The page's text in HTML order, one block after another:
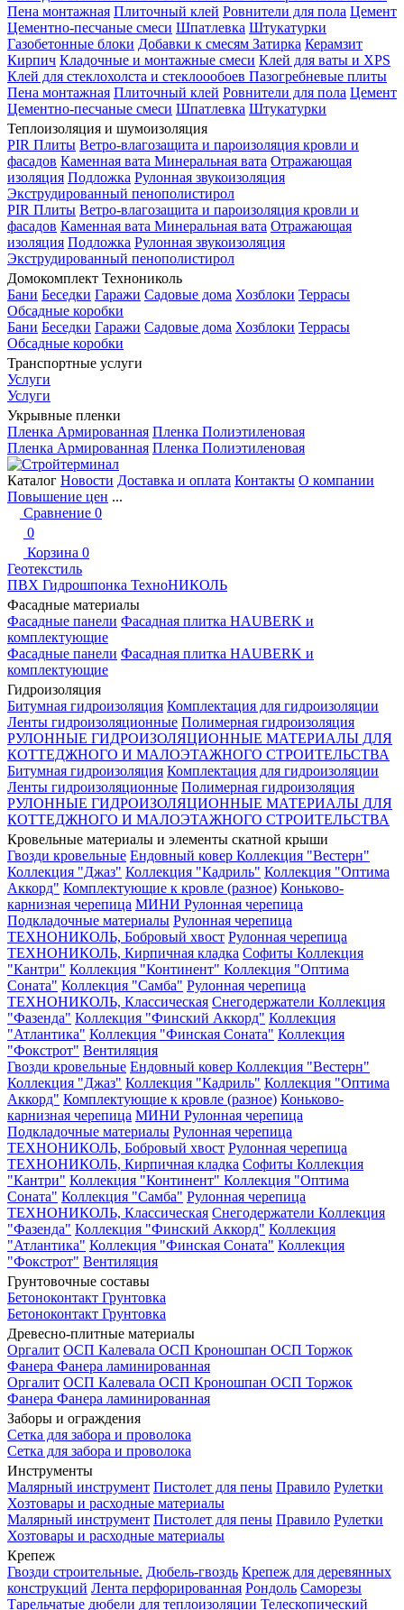
Пена монтажная Плиточный клей Ровнители для пола Цемент
Цементно-песчаные смеси Шпатлевка Штукатурки
Газобетонные блоки Добавки к смесям Затирка Керамзит
Кирпич Кладочные и монтажные смеси Клей для ваты и XPS
Клей для стеклохолста и стеклоообоев Пазогребневые плиты
Пена монтажная Плиточный клей Ровнители для пола Цемент
Цементно-песчаные смеси Шпатлевка Штукатурки
Теплоизоляция и шумоизоляция
PIR Плиты Ветро-влагозащита и пароизоляция кровли и
фасадов Каменная вата Минеральная вата Отражающая
изоляция Подложка Рулонная звукоизоляция
Экструдированный пенополистирол
PIR Плиты Ветро-влагозащита и пароизоляция кровли и
фасадов Каменная вата Минеральная вата Отражающая
изоляция Подложка Рулонная звукоизоляция
Экструдированный пенополистирол
Домокомплект Технониколь
Бани Беседки Гаражи Садовые дома Хозблоки Террасы
Обсадные коробки
Бани Беседки Гаражи Садовые дома Хозблоки Террасы
Обсадные коробки
Транспортные услуги
Услуги
Услуги
Укрывные пленки
Пленка Армированная Пленка Полиэтиленовая
Пленка Армированная Пленка Полиэтиленовая
Каталог Новости Доставка и оплата Контакты О компании
Повышение цен ...
Сравнение 0
0
Корзина 0
Геотекстиль
ПВХ Гидрошпонка ТехноНИКОЛЬ
Фасадные материалы
Фасадные панели Фасадная плитка HAUBERK и
комплектующие
Фасадные панели Фасадная плитка HAUBERK и
комплектующие
Гидроизоляция
Битумная гидроизоляция Комплектация для гидроизоляции
Ленты гидроизоляционные Полимерная гидроизоляция
РУЛОННЫЕ ГИДРОИЗОЛЯЦИОННЫЕ МАТЕРИАЛЫ ДЛЯ
КОТТЕДЖНОГО И МАЛОЭТАЖНОГО СТРОИТЕЛЬСТВА
Битумная гидроизоляция Комплектация для гидроизоляции
Ленты гидроизоляционные Полимерная гидроизоляция
РУЛОННЫЕ ГИДРОИЗОЛЯЦИОННЫЕ МАТЕРИАЛЫ ДЛЯ
КОТТЕДЖНОГО И МАЛОЭТАЖНОГО СТРОИТЕЛЬСТВА
Кровельные материалы и элементы скатной крыши
Гвозди кровельные Ендовный ковер Коллекция "Вестерн"
Коллекция "Джаз" Коллекция "Кадриль" Коллекция "Оптима
Аккорд" Комплектующие к кровле (разное) Коньково-
карнизная черепица МИНИ Рулонная черепица
Подкладочные материалы Рулонная черепица
ТЕХНОНИКОЛЬ, Бобровый хвост Рулонная черепица
ТЕХНОНИКОЛЬ, Кирпичная кладка Софиты Коллекция
"Кантри" Коллекция "Континент" Коллекция "Оптима
Соната" Коллекция "Самба" Рулонная черепица
ТЕХНОНИКОЛЬ, Классическая Снегодержатели Коллекция
"Фазенда" Коллекция "Финский Аккорд" Коллекция
"Атлантика" Коллекция "Финская Соната" Коллекция
"Фокстрот" Вентиляция
Гвозди кровельные Ендовный ковер Коллекция "Вестерн"
Коллекция "Джаз" Коллекция "Кадриль" Коллекция "Оптима
Аккорд" Комплектующие к кровле (разное) Коньково-
карнизная черепица МИНИ Рулонная черепица
Подкладочные материалы Рулонная черепица
ТЕХНОНИКОЛЬ, Бобровый хвост Рулонная черепица
ТЕХНОНИКОЛЬ, Кирпичная кладка Софиты Коллекция
"Кантри" Коллекция "Континент" Коллекция "Оптима
Соната" Коллекция "Самба" Рулонная черепица
ТЕХНОНИКОЛЬ, Классическая Снегодержатели Коллекция
"Фазенда" Коллекция "Финский Аккорд" Коллекция
"Атлантика" Коллекция "Финская Соната" Коллекция
"Фокстрот" Вентиляция
Грунтовочные составы
Бетоноконтакт Грунтовка
Бетоноконтакт Грунтовка
Древесно-плитные материалы
Оргалит ОСП Калевала ОСП Кроношпан ОСП Торжок
Фанера Фанера ламинированная
Оргалит ОСП Калевала ОСП Кроношпан ОСП Торжок
Фанера Фанера ламинированная
Заборы и ограждения
Сетка для забора и проволока
Сетка для забора и проволока
Инструменты
Малярный инструмент Пистолет для пены Правило Рулетки
Хозтовары и расходные материалы
Малярный инструмент Пистолет для пены Правило Рулетки
Хозтовары и расходные материалы
Крепеж
Гвозди строительные. Дюбель-гвоздь Крепеж для деревянных
конструкций Лента перфорированная Рондоль Саморезы
Тарельчатые дюбели для теплоизоляции Телескопический